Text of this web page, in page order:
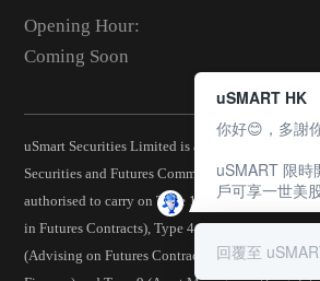
Opening Hour:
Coming Soon
uSmart Securities Limited is a corporation
Securities and Futures Commission (CE No.:
authorised to carry on Type 1 (Dealing in
in Futures Contracts), Type 4 (Advising on
(Advising on Futures Contracts), Type 6 (Advising
uSMART HK
你好😊，多謝
uSMART 限時
戶可享一世美
回覆至